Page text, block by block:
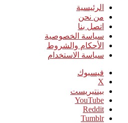
الرئيسية
من نحن
اتصل بنا
سياسة الخصوصية
الأحكام والشروط
سياسة الاستخدام
فيسبوك
‫X
بينتيريست
‫YouTube